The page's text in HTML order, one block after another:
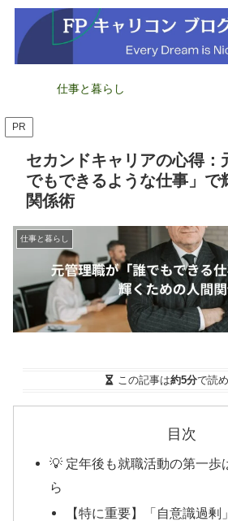
仕事と暮らし
PR
セカンドキャリアの心得：
でもできるような仕事」で
関係術
仕事と暮らし
この記事は約5分で読
目次
💡 定年後も就職活動の第一歩
ら
【特に重要】「自意識過剰